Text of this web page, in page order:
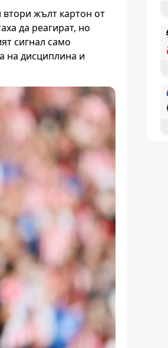
жълт картон от
да реагират, но
сигнал само
на дисциплина и